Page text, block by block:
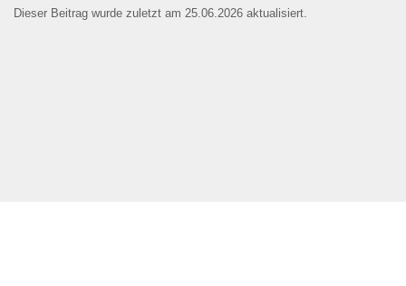
Dieser Beitrag wurde zuletzt am 25.06.2026 aktualisiert.